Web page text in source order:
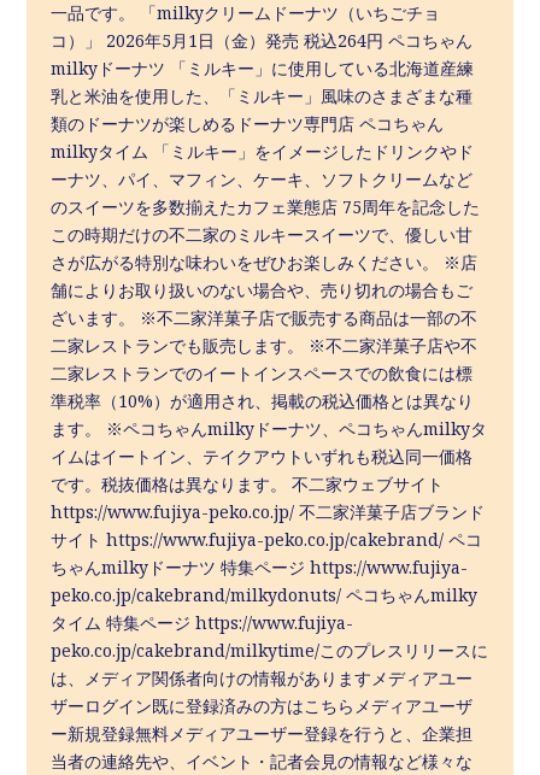
一品です。 「milkyクリームドーナツ（いちごチョ
コ）」 2026年5月1日（金）発売 税込264円 ペコちゃん
milkyドーナツ 「ミルキー」に使用している北海道産練
乳と米油を使用した、「ミルキー」風味のさまざまな種
類のドーナツが楽しめるドーナツ専門店 ペコちゃん
milkyタイム 「ミルキー」をイメージしたドリンクやド
ーナツ、パイ、マフィン、ケーキ、ソフトクリームなど
のスイーツを多数揃えたカフェ業態店 75周年を記念した
この時期だけの不二家のミルキースイーツで、優しい甘
さが広がる特別な味わいをぜひお楽しみください。 ※店
舗によりお取り扱いのない場合や、売り切れの場合もご
ざいます。 ※不二家洋菓子店で販売する商品は一部の不
二家レストランでも販売します。 ※不二家洋菓子店や不
二家レストランでのイートインスペースでの飲食には標
準税率（10%）が適用され、掲載の税込価格とは異なり
ます。 ※ペコちゃんmilkyドーナツ、ペコちゃんmilkyタ
イムはイートイン、テイクアウトいずれも税込同一価格
です。税抜価格は異なります。 不二家ウェブサイト
https://www.fujiya-peko.co.jp/ 不二家洋菓子店ブランド
サイト https://www.fujiya-peko.co.jp/cakebrand/ ペコ
ちゃんmilkyドーナツ 特集ページ https://www.fujiya-
peko.co.jp/cakebrand/milkydonuts/ ペコちゃんmilky
タイム 特集ページ https://www.fujiya-
peko.co.jp/cakebrand/milkytime/このプレスリリースに
は、メディア関係者向けの情報がありますメディアユー
ザーログイン既に登録済みの方はこちらメディアユーザ
ー新規登録無料メディアユーザー登録を行うと、企業担
当者の連絡先や、イベント・記者会見の情報など様々な